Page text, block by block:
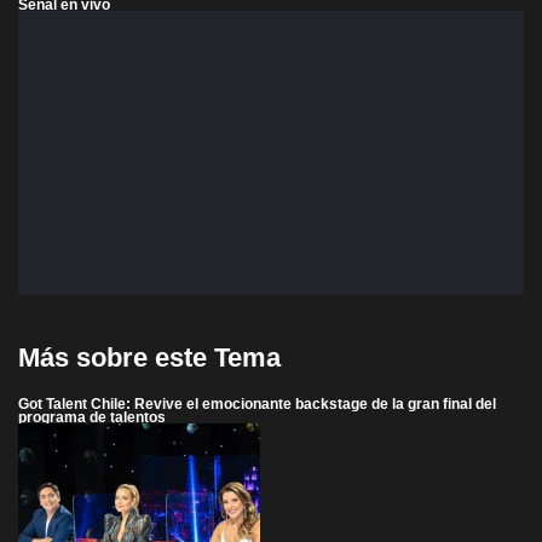
Señal en vivo
Más sobre este Tema
Got Talent Chile: Revive el emocionante backstage de la gran final del
programa de talentos